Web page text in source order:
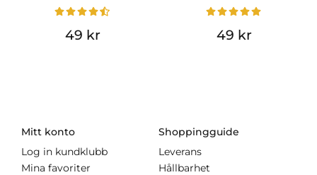
49 kr 49 kr
Mitt konto
Log in kundklubb
Mina favoriter
Shoppingguide
Leverans
Hållbarhet